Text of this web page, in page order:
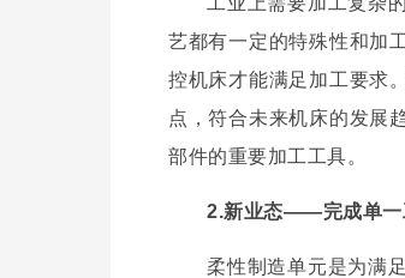
艺都有一定的特殊性和加
控机床才能满足加工要求
点，符合未来机床的发展
部件的重要加工工具。
2.新业态——完成单一
柔性制造单元是为满
，元件的寿命能否适应恶劣的环境